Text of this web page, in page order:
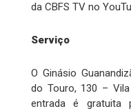
da CBFS TV no
Serviço
O Ginásio
do Touro, 130 –
entrada é gratuita